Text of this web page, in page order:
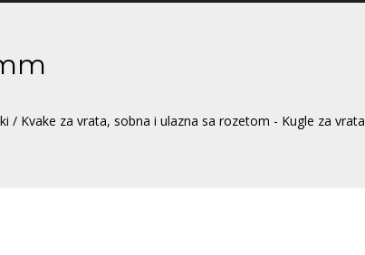
/ Kvake za vrata, sobna i ulazna sa rozetom - Kugle za vrata